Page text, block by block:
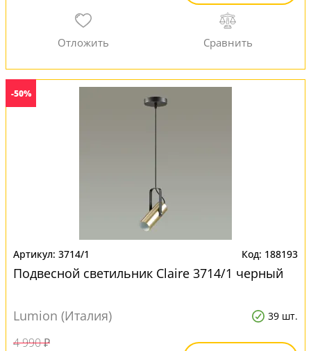
-50%
3714/1 188193
Подвесной светильник Claire 3714/1 черный
Lumion (Италия) 39 шт.
4 990 ₽